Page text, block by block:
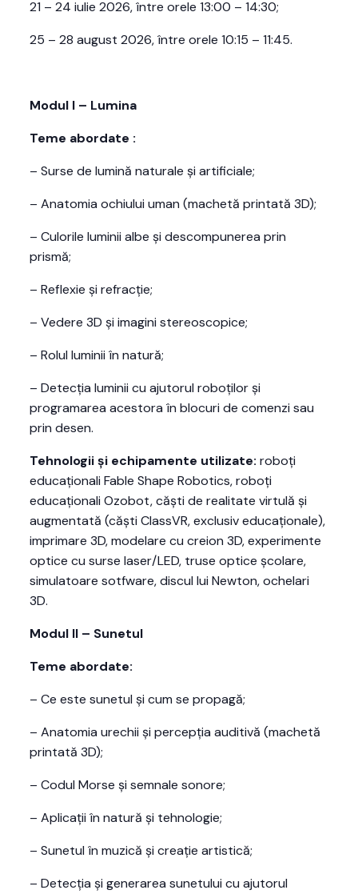
21 – 24 iulie 2026, între orele 13:00 – 14:30;
25 – 28 august 2026, între orele 10:15 – 11:45.
Modul I – Lumina
Teme abordate :
– Surse de lumină naturale și artificiale;
– Anatomia ochiului uman (machetă printată 3D);
– Culorile luminii albe și descompunerea prin
prismă;
– Reflexie și refracție;
– Vedere 3D și imagini stereoscopice;
– Rolul luminii în natură;
– Detecția luminii cu ajutorul roboților și
programarea acestora în blocuri de comenzi sau
prin desen.
Tehnologii și echipamente utilizate: roboți
educaționali Fable Shape Robotics, roboți
educaționali Ozobot, căști de realitate virtulă și
augmentată (căști ClassVR, exclusiv educaționale),
imprimare 3D, modelare cu creion 3D, experimente
optice cu surse laser/LED, truse optice școlare,
simulatoare sotfware, discul lui Newton, ochelari
3D.
Modul II – Sunetul
Teme abordate:
– Ce este sunetul și cum se propagă;
– Anatomia urechii și percepția auditivă (machetă
printată 3D);
– Codul Morse și semnale sonore;
– Aplicații în natură și tehnologie;
– Sunetul în muzică și creație artistică;
– Detecția și generarea sunetului cu ajutorul